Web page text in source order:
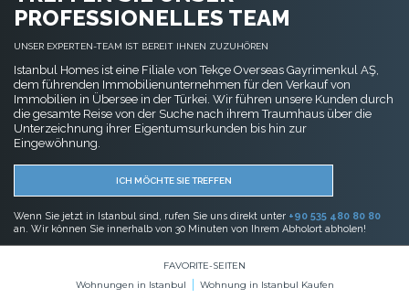
PROFESSIONELLES TEAM
UNSER EXPERTEN-TEAM IST BEREIT IHNEN ZUZUHÖREN
Istanbul Homes ist eine Filiale von Tekçe Overseas Gayrimenkul AŞ,
dem führenden Immobilienunternehmen für den Verkauf von
Immobilien in Übersee in der Türkei. Wir führen unsere Kunden durch
die gesamte Reise von der Suche nach ihrem Traumhaus über die
Unterzeichnung ihrer Eigentumsurkunden bis hin zur
Eingewöhnung.
ICH MÖCHTE SIE TREFFEN
Wenn Sie jetzt in Istanbul sind, rufen Sie uns direkt unter +90 535 480 80 80
an. Wir können Sie innerhalb von 30 Minuten von Ihrem Abholort abholen!
FAVORITE-SEITEN
Wohnungen in Istanbul
Wohnung in Istanbul Kaufen